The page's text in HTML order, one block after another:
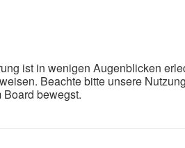
ist in wenigen Augenblicken
Beachte bitte unsere
bewegst.